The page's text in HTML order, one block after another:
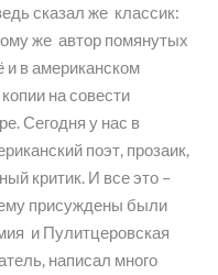
сказал же классик:
же автор помянутых
и в американском
на совести
Сегодня у нас в
поэт, прозаик,
критик. И все это –
присуждены были
и Пулитцеровская
написал много